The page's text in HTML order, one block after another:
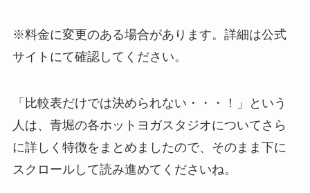
※料金に変更のある場合があります。詳細は公式
サイトにて確認してください。
「比較表だけでは決められない・・・！」という
人は、青堀の各ホットヨガスタジオについてさら
に詳しく特徴をまとめましたので、そのまま下に
スクロールして読み進めてくださいね。